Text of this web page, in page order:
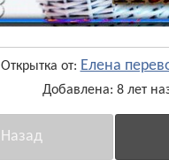
Открытка от: Елена
Добавлена: 8 лет
Назад